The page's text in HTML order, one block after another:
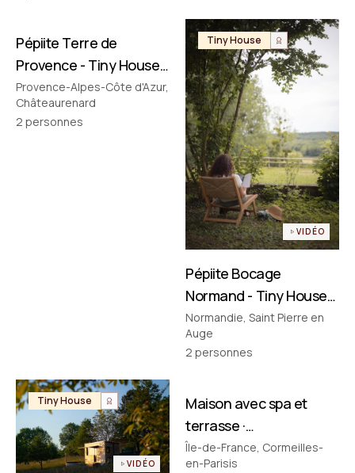
Tiny House
Pépiite Terre de
Provence - Tiny House
avec Jacuzzi en
Provence
Provence-Alpes-Côte d'Azur,
Châteaurenard
2 personnes
Tiny House
VIDÉO
Pépiite Bocage
Normand - Tiny House
avec Spa & Baignoire
Vintage en Normandie
Normandie, Saint Pierre en
Auge
2 personnes
Tiny House
VIDÉO
Maison de ville
Maison avec spa et
terrasse ·
Cormeilles‑en‑Parisis
Île-de-France, Cormeilles-
en-Parisis